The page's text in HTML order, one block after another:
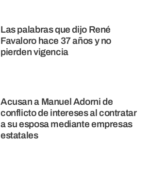
Las palabras que dijo René
Favaloro hace 37 años y no
pierden vigencia
Acusan a Manuel Adorni de
conflicto de intereses al contratar
a su esposa mediante empresas
estatales